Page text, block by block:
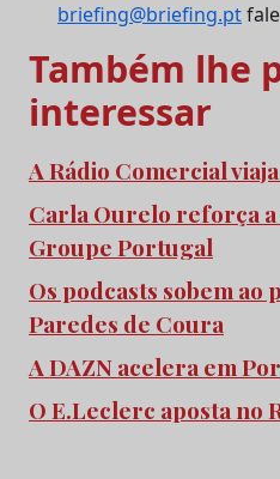
briefing@briefing.pt
Também lhe
interessar
A Rádio Comercial
Carla Ourelo reforça
Groupe Portugal
Os podcasts sobem ao
Paredes de Coura
A DAZN acelera em
O E.Leclerc aposta no